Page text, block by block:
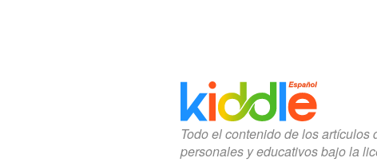
Todo el contenido de los artículos
personales y educativos bajo la